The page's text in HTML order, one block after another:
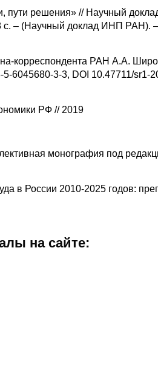
пути решения» // Научный
с. – (Научный доклад ИНП РАН).
корреспондента РАН А.А.
6045680-3-3, DOI 10.47711/sr1-
РФ // 2019
монография под
в России 2010-2025 годов:
на сайте: